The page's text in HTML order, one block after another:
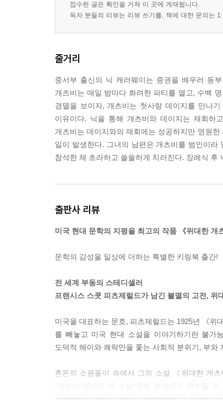
접수된 글은 확인을 거쳐 이 곳에 게재됩니다.
독자 분들의 리뷰는 리뷰 쓰기를, 책에 대한 문의는
줄거리
중서부 출신의 닉 캐러웨이는 증권을 배우러 동
개츠비는 매일 밤마다 화려한 파티를 열고, 수백
경멸을 보이자, 개츠비는 첫사랑 데이지를 만나
이유이다. 닉을 통해 개츠비와 데이지는 재회하
개츠비는 데이지와의 재회에는 성공하지만 영원
일이 발생한다. 그녀의 남편은 개츠비를 범인이
참석한 채 초라하고 쓸쓸하게 치러진다. 장례식 후
출판사 리뷰
미국 현대 문학의 지평을 최고의 작품 《위대한 개
문학의 감성을 일상에 더하는 특별한 키링북 출간!
전 세계 부동의 스테디셀러
프랜시스 스콧 피츠제럴드가 남긴 불멸의 고전, 위
미국을 대표하는 문호, 피츠제럴드는 1925년 《
를 빼놓고 미국 현대 소설을 이야기하기란 불가
도덕적 해이와 쾌락만을 쫓는 사회적 분위기, 부
혼돈의 소용돌이 속에서 그의 소설 《위대한 개
세계관을 대표하는 작품으로 현재까지도 부동의